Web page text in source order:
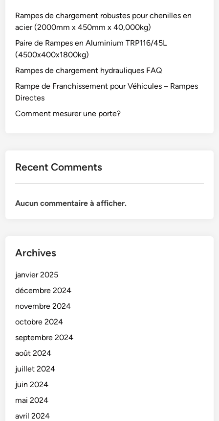
Rampes de chargement robustes pour chenilles en
acier (2000mm x 450mm x 40,000kg)
Paire de Rampes en Aluminium TRP116/45L
(4500x400x1800kg)
Rampes de chargement hydrauliques FAQ
Rampe de Franchissement pour Véhicules – Rampes
Directes
Comment mesurer une porte?
Recent Comments
Aucun commentaire à afficher.
Archives
janvier 2025
décembre 2024
novembre 2024
octobre 2024
septembre 2024
août 2024
juillet 2024
juin 2024
mai 2024
avril 2024